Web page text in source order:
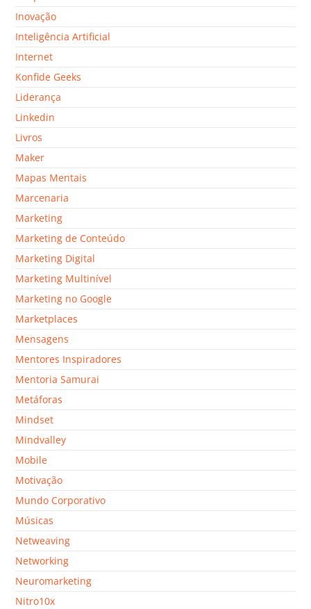
Inovação
Inteligência Artificial
Internet
Konfide Geeks
Liderança
Linkedin
Livros
Maker
Mapas Mentais
Marcenaria
Marketing
Marketing de Conteúdo
Marketing Digital
Marketing Multinível
Marketing no Google
Marketplaces
Mensagens
Mentores Inspiradores
Mentoria Samurai
Metáforas
Mindset
Mindvalley
Mobile
Motivação
Mundo Corporativo
Músicas
Netweaving
Networking
Neuromarketing
Nitro10x